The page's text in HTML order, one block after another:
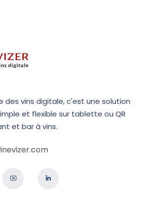
des vins digitale, c'est une solution
et flexible sur tablette ou QR
et bar à vins.